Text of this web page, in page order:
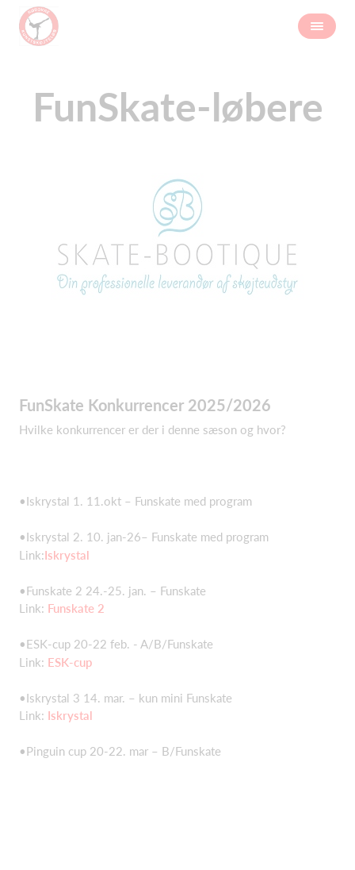
FunSkate-løbere
FunSkate Konkurrencer 2025/2026
Hvilke konkurrencer er der i denne sæson og hvor?
•Iskrystal 1. 11.okt – Funskate med program
•Iskrystal 2. 10. jan-26– Funskate med program
Link:Iskrystal
•Funskate 2 24.-25. jan. – Funskate
Link: Funskate 2
•ESK-cup 20-22 feb. - A/B/Funskate
Link: ESK-cup
•Iskrystal 3 14. mar. – kun mini Funskate
Link: Iskrystal
•Pinguin cup 20-22. mar – B/Funskate